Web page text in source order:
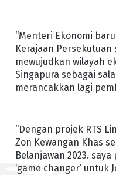
“Menteri Ekonomi
Kerajaan
mewujudkan wilayah
Singapura sebagai
merancakkan lagi
“Dengan projek RTS
Zon Kewangan Khas
Belanjawan 2023.
‘game changer’ untuk